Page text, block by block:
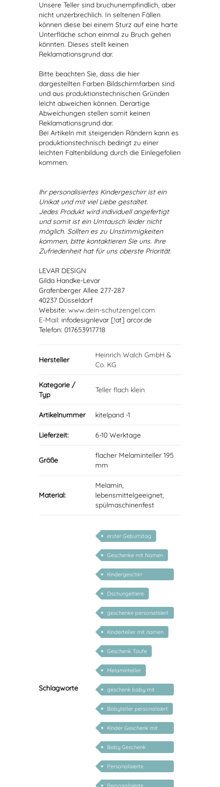
Unsere Teller sind bruchunempfindlich, aber
nicht unzerbrechlich. In seltenen Fällen
können diese bei einem Sturz auf eine harte
Unterfläche schon einmal zu Bruch gehen
könnten. Dieses stellt keinen
Reklamationsgrund dar.
Bitte beachten Sie, dass die hier
dargestellten Farben Bildschirmfarben sind
und aus produktionstechnischen Gründen
leicht abweichen können. Derartige
Abweichungen stellen somit keinen
Reklamationsgrund dar.
Bei Artikeln mit steigenden Rändern kann es
produktionstechnisch bedingt zu einer
leichten Faltenbildung durch die Einlegefolien
kommen.
Ihr personalisiertes Kindergeschirr ist ein
Unikat und mit viel Liebe gestaltet.
Jedes Produkt wird individuell angefertigt
und somit ist ein Umtausch leider nicht
möglich. Sollten es zu Unstimmigkeiten
kommen, bitte kontaktieren Sie uns. Ihre
Zufriedenheit hat für uns oberste Priorität.
LEVAR DESIGN
Gilda Handke-Levar
Grafenberger Allee 277-287
40237 Düsseldorf
Website: www.dein-schutzengel.com
E-Mail: infodesignlevar [!at] arcor.de
Telefon: 017653917718
Hersteller
Heinrich Walch GmbH &
Co. KG
Kategorie /
Typ
Teller flach klein
Artikelnummer kitelpand -1
Lieferzeit: 6-10 Werktage
Größe
flacher Melaminteller 195
mm
Material:
Melamin,
lebensmittelgeeignet,
spülmaschinenfest
Schlagworte
erster Geburtstag
Geschenke mit Namen
Kindergeschirr
personalisiert
Dschungeltiere
geschenke personalisiert
kinder
Kinderteller mit namen
Geschenk Taufe
Melaminteller
geschenk baby mit
namen
Babyteller personalisiert
Kinder Geschenk mit
Namen
Baby Geschenk
personalisiert
Personalisierte
Geschenke für Kinder
Personalisierte